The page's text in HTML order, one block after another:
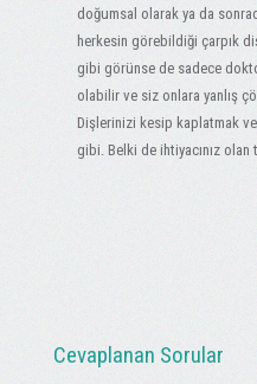
doğumsal olarak ya da
herkesin görebildiği çarpık
gibi görünse de sadece
olabilir ve siz onlara yanlış
Dişlerinizi kesip kaplatmak
gibi. Belki de ihtiyacınız olan
Cevaplanan Sorular